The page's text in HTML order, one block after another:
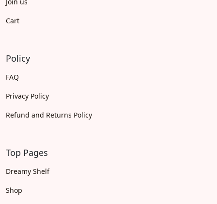
Cart
Policy
FAQ
Privacy Policy
Refund and Returns Policy
Top Pages
Dreamy Shelf
Shop